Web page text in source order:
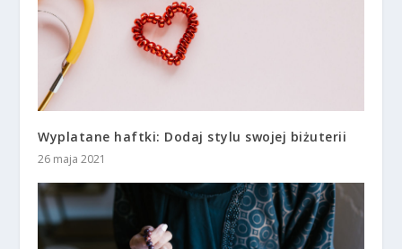
Wyplatane haftki: Dodaj stylu swojej biżuterii
26 maja 2021